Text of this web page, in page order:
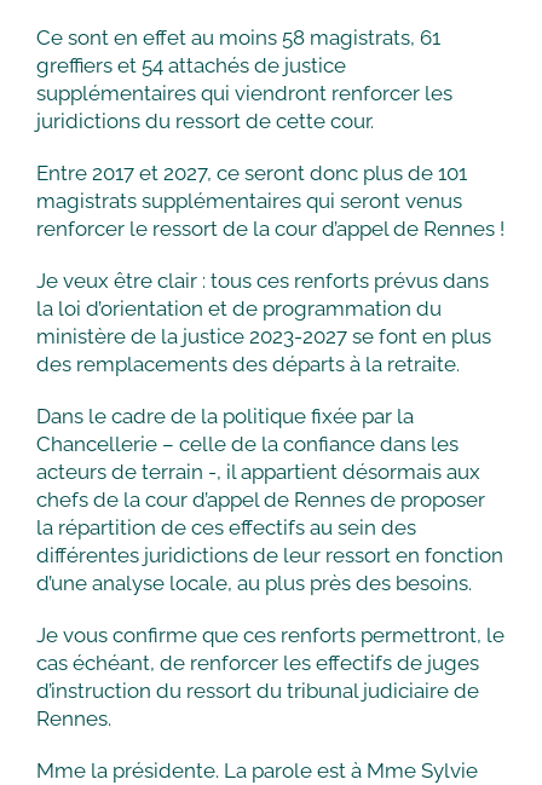
Ce sont en effet au moins 58 magistrats, 61
greffiers et 54 attachés de justice
supplémentaires qui viendront renforcer les
juridictions du ressort de cette cour.
Entre 2017 et 2027, ce seront donc plus de 101
magistrats supplémentaires qui seront venus
renforcer le ressort de la cour d’appel de Rennes !
Je veux être clair : tous ces renforts prévus dans
la loi d’orientation et de programmation du
ministère de la justice 2023-2027 se font en plus
des remplacements des départs à la retraite.
Dans le cadre de la politique fixée par la
Chancellerie – celle de la confiance dans les
acteurs de terrain -, il appartient désormais aux
chefs de la cour d’appel de Rennes de proposer
la répartition de ces effectifs au sein des
différentes juridictions de leur ressort en fonction
d’une analyse locale, au plus près des besoins.
Je vous confirme que ces renforts permettront, le
cas échéant, de renforcer les effectifs de juges
d’instruction du ressort du tribunal judiciaire de
Rennes.
Mme la présidente. La parole est à Mme Sylvie